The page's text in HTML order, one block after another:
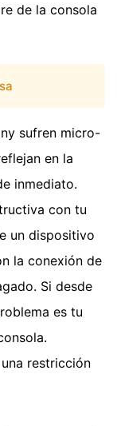
de la consola
sufren micro-
en la
inmediato.
con tu
un dispositivo
la conexión de
Si desde
es tu
restricción